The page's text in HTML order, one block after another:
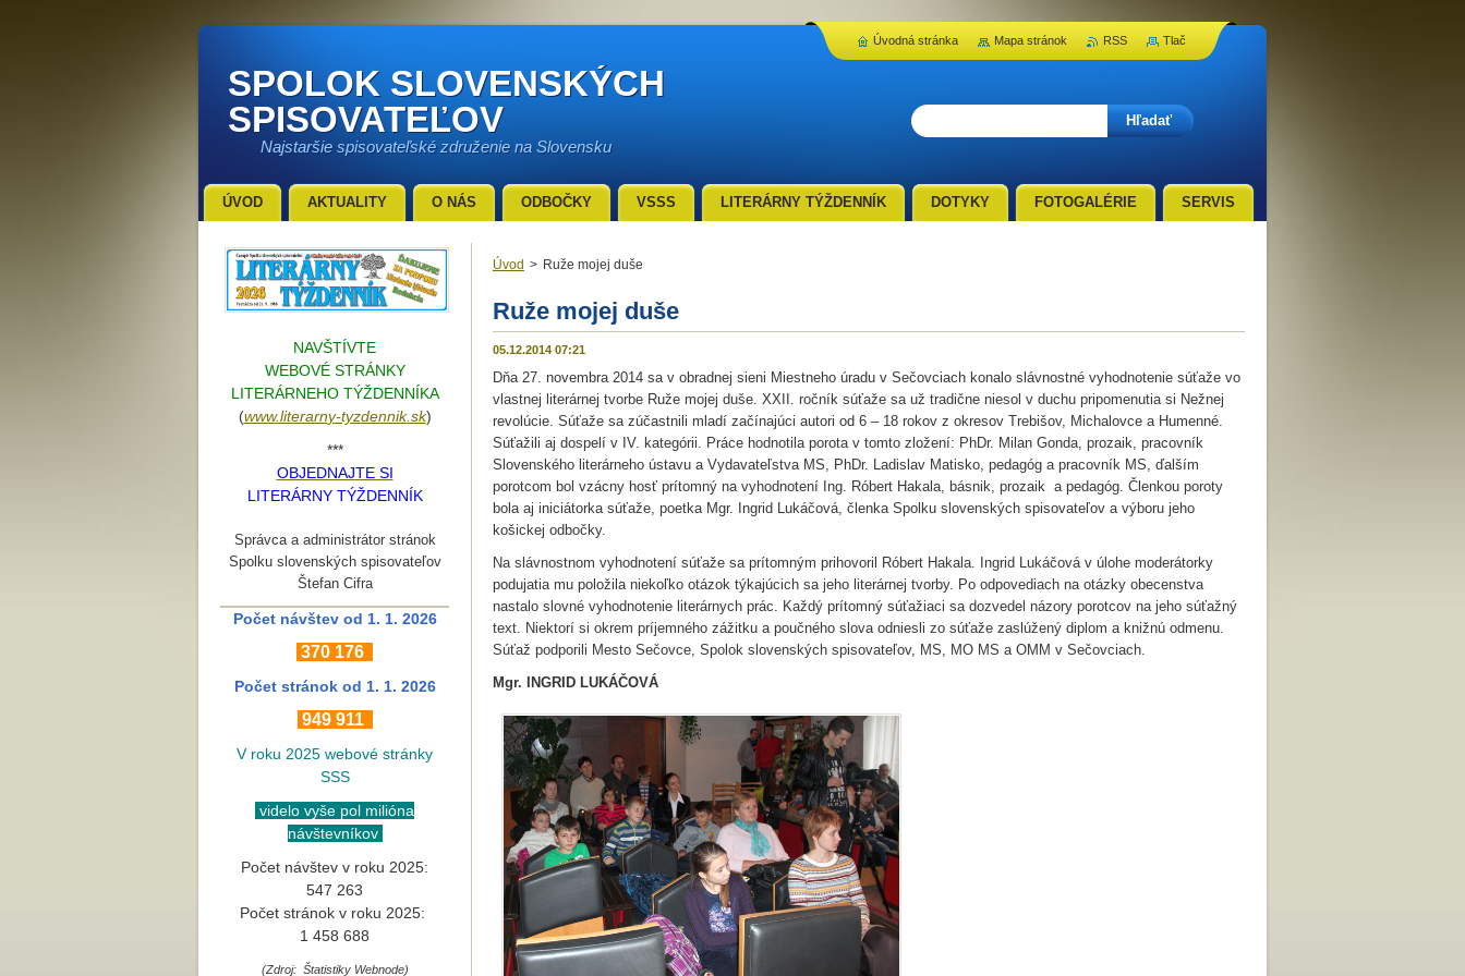
SPOLOK SLOVENSKÝCH
SPISOVATEĽOV
Najstaršie spisovateľské združenie na Slovensku
Úvod > Ruže mojej duše
Ruže mojej duše
05.12.2014 07:21
Dňa 27. novembra 2014 sa v obradnej sieni Miestneho úradu v Sečovciach konalo slávnostné vyhodnotenie súťaže vo
vlastnej literárnej tvorbe Ruže mojej duše. XXII. ročník súťaže sa už tradične niesol v duchu pripomenutia si Nežnej
revolúcie. Súťaže sa zúčastnili mladí začínajúci autori od 6 – 18 rokov z okresov Trebišov, Michalovce a Humenné.
Súťažili aj dospelí v IV. kategórii. Práce hodnotila porota v tomto zložení: PhDr. Milan Gonda, prozaik, pracovník
Slovenského literárneho ústavu a Vydavateľstva MS, PhDr. Ladislav Matisko, pedagóg a pracovník MS, ďalším
porotcom bol vzácny hosť prítomný na vyhodnotení Ing. Róbert Hakala, básnik, prozaik a pedagóg. Členkou poroty
bola aj iniciátorka súťaže, poetka Mgr. Ingrid Lukáčová, členka Spolku slovenských spisovateľov a výboru jeho
košickej odbočky.
Na slávnostnom vyhodnotení súťaže sa prítomným prihovoril Róbert Hakala. Ingrid Lukáčová v úlohe moderátorky
podujatia mu položila niekoľko otázok týkajúcich sa jeho literárnej tvorby. Po odpovediach na otázky obecenstva
nastalo slovné vyhodnotenie literárnych prác. Každý prítomný súťažiaci sa dozvedel názory porotcov na jeho súťažný
text. Niektorí si okrem príjemného zážitku a poučného slova odniesli zo súťaže zaslúžený diplom a knižnú odmenu.
Súťaž podporili Mesto Sečovce, Spolok slovenských spisovateľov, MS, MO MS a OMM v Sečovciach.
Mgr. INGRID LUKÁČOVÁ
NAVŠTÍVTE
WEBOVÉ STRÁNKY
LITERÁRNEHO TÝŽDENNÍKA
(www.literarny-tyzdennik.sk)
***
OBJEDNAJTE SI
LITERÁRNY TÝŽDENNÍK
Správca a administrátor stránok
Spolku slovenských spisovateľov
Štefan Cifra
Počet návštev od 1. 1. 2026
370 176
Počet stránok od 1. 1. 2026
949 911
V roku 2025 webové stránky
SSS
videlo vyše pol milióna
návštevníkov
Počet návštev v roku 2025:
547 263
Počet stránok v roku 2025:
1 458 688
(Zdroj: Štatistiky Webnode)
ÚVOD AKTUALITY O NÁS ODBOČKY VSSS LITERÁRNY TÝŽDENNÍK DOTYKY FOTOGALÉRIE SERVIS
Úvodná stránka Mapa stránok RSS Tlač